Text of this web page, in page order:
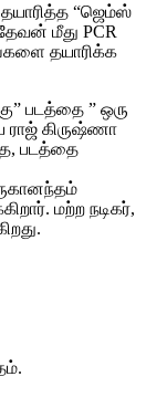
“ஜெம்ஸ்
மீது PCR
தயாரிக்க
படத்தை ” ஒரு
ராஜ் கிருஷ்ணா
படத்தை
மற்ற நடிகர்,